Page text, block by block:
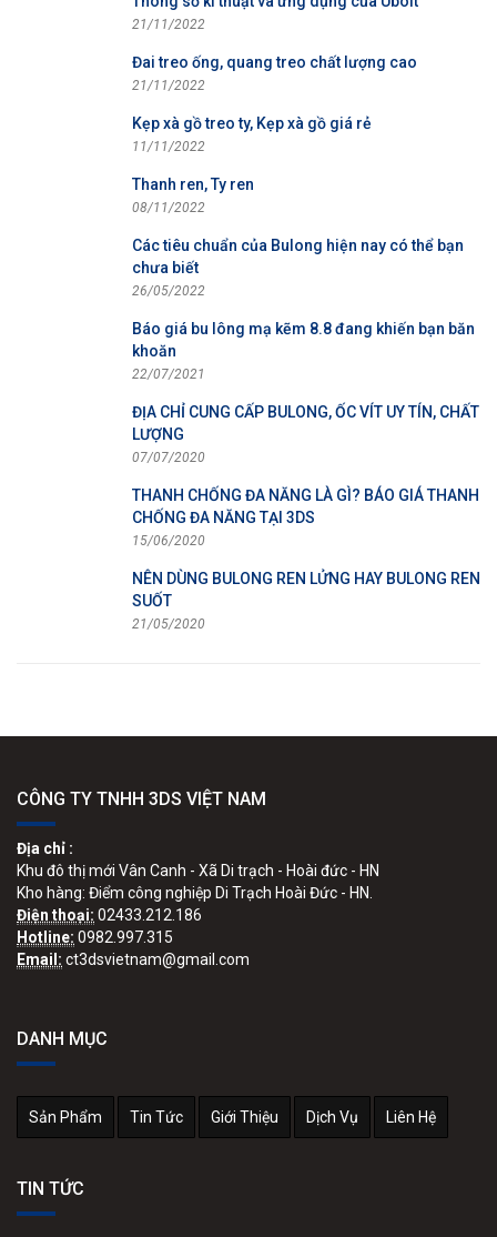
21/11/2022
Đai treo ống, quang treo chất lượng cao
21/11/2022
Kẹp xà gồ treo ty, Kẹp xà gồ giá rẻ
11/11/2022
Thanh ren, Ty ren
08/11/2022
Các tiêu chuẩn của Bulong hiện nay có thể bạn
chưa biết
26/05/2022
Báo giá bu lông mạ kẽm 8.8 đang khiến bạn băn
khoăn
22/07/2021
ĐỊA CHỈ CUNG CẤP BULONG, ỐC VÍT UY TÍN, CHẤT
LƯỢNG
07/07/2020
THANH CHỐNG ĐA NĂNG LÀ GÌ? BÁO GIÁ THANH
CHỐNG ĐA NĂNG TẠI 3DS
15/06/2020
NÊN DÙNG BULONG REN LỬNG HAY BULONG REN
SUỐT
21/05/2020
CÔNG TY TNHH 3DS VIỆT NAM
Địa chỉ :
Khu đô thị mới Vân Canh - Xã Di trạch - Hoài đức - HN
Kho hàng: Điểm công nghiệp Di Trạch Hoài Đức - HN.
Điện thoại: 02433.212.186
Hotline: 0982.997.315
Email: ct3dsvietnam@gmail.com
DANH MỤC
Sản Phẩm Tin Tức Giới Thiệu Dịch Vụ Liên Hệ
TIN TỨC